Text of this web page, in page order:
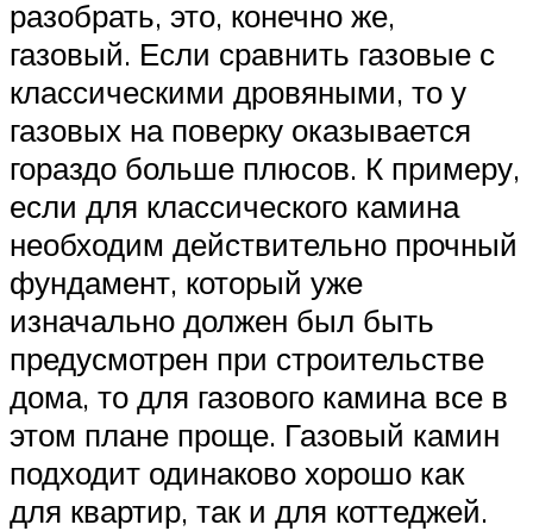
разобрать, это, конечно же,
газовый. Если сравнить газовые с
классическими дровяными, то у
газовых на поверку оказывается
гораздо больше плюсов. К примеру,
если для классического камина
необходим действительно прочный
фундамент, который уже
изначально должен был быть
предусмотрен при строительстве
дома, то для газового камина все в
этом плане проще. Газовый камин
подходит одинаково хорошо как
для квартир, так и для коттеджей.